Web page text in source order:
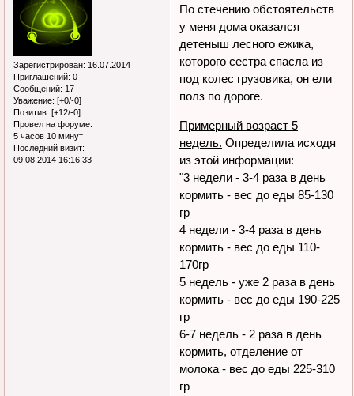
Зарегистрирован: 16.07.2014
Приглашений: 0
Сообщений: 17
Уважение: [+0/-0]
Позитив: [+12/-0]
Провел на форуме:
5 часов 10 минут
Последний визит:
09.08.2014 16:16:33
По стечению обстоятельств
у меня дома оказался
детеныш лесного ежика,
которого сестра спасла из
под колес грузовика, он ели
полз по дороге.
Примерный возраст 5
недель. Определила исходя
из этой информации:
"3 недели - 3-4 раза в день
кормить - вес до еды 85-130
гр
4 недели - 3-4 раза в день
кормить - вес до еды 110-
170гр
5 недель - уже 2 раза в день
кормить - вес до еды 190-225
гр
6-7 недель - 2 раза в день
кормить, отделение от
молока - вес до еды 225-310
гр